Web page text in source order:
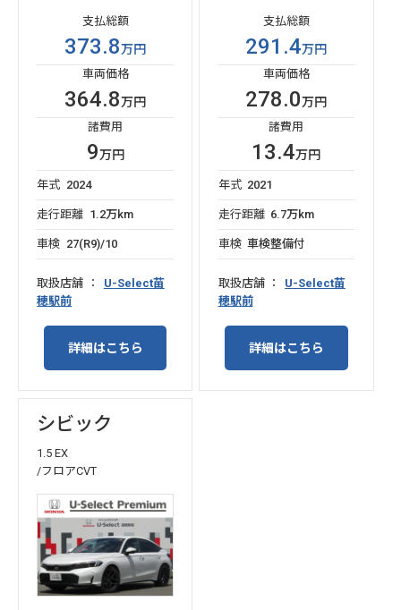
支払総額
373.8万円
車両価格
364.8万円
諸費用
9万円
年式 2024
走行距離 1.2万km
車検 27(R9)/10
取扱店舗
U-Select苗
穂駅前
詳細はこちら
支払総額
291.4万円
車両価格
278.0万円
諸費用
13.4万円
年式 2021
走行距離 6.7万km
車検 車検整備付
取扱店舗
U-Select苗
穂駅前
詳細はこちら
シビック
1.5 EX
/フロアCVT